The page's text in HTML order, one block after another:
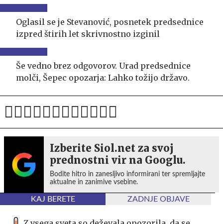
Oglasil se je Stevanović, posnetek predsednice
izpred štirih let skrivnostno izginil
Še vedno brez odgovorov. Urad predsednice
molči, Šepec opozarja: Lahko tožijo državo.
Izberite Siol.net za svoj
prednostni vir na Googlu.
Bodite hitro in zanesljivo informirani ter spremljajte
aktualne in zanimive vsebine.
KAJ BERETE ZADNJE OBJAVE